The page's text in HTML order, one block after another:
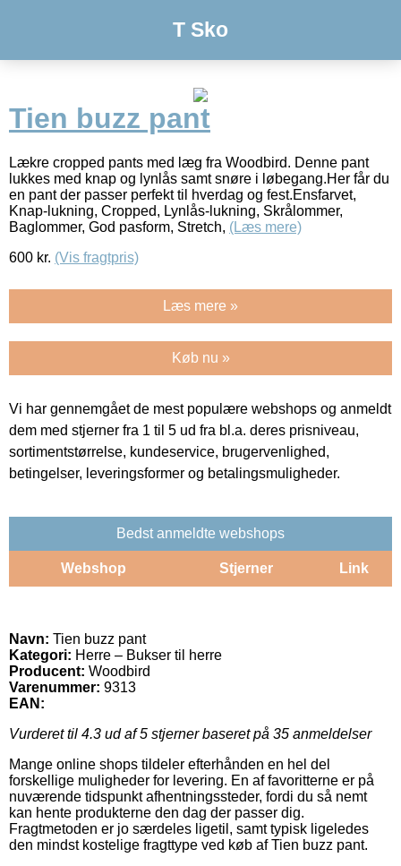
T Sko
Tien buzz pant
Lækre cropped pants med læg fra Woodbird. Denne pant
lukkes med knap og lynlås samt snøre i løbegang.Her får du
en pant der passer perfekt til hverdag og fest.Ensfarvet,
Knap-lukning, Cropped, Lynlås-lukning, Skrålommer,
Baglommer, God pasform, Stretch, (Læs mere)
600 kr. (Vis fragtpris)
Læs mere »
Køb nu »
Vi har gennemgået de mest populære webshops og anmeldt
dem med stjerner fra 1 til 5 ud fra bl.a. deres prisniveau,
sortimentstørrelse, kundeservice, brugervenlighed,
betingelser, leveringsformer og betalingsmuligheder.
Bedst anmeldte webshops
Webshop Stjerner Link
Navn: Tien buzz pant
Kategori: Herre – Bukser til herre
Producent: Woodbird
Varenummer: 9313
EAN:
Vurderet til 4.3 ud af 5 stjerner baseret på 35 anmeldelser
Mange online shops tildeler efterhånden en hel del
forskellige muligheder for levering. En af favoritterne er på
nuværende tidspunkt afhentningssteder, fordi du så nemt
kan hente produkterne den dag der passer dig.
Fragtmetoden er jo særdeles ligetil, samt typisk ligeledes
den mindst kostelige fragttype ved køb af Tien buzz pant.